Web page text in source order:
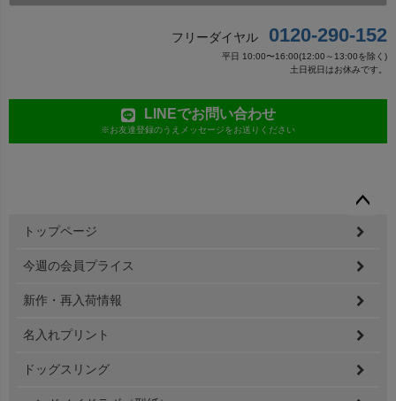
フリーダイヤル 0120-290-152
平日 10:00〜16:00(12:00～13:00を除く)
土日祝日はお休みです。
LINEでお問い合わせ
※お友達登録のうえメッセージをお送りください
ペー
ップ
トップページ
今週の会員プライス
新作・再入荷情報
名入れプリント
ドッグスリング